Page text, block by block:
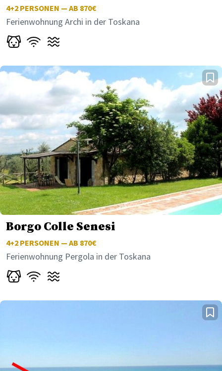
4+2 PERSONEN — AB 870€
Ferienwohnung Archi in der Toskana
Borgo Colle Senesi
4+2 PERSONEN — AB 870€
Ferienwohnung Pergola in der Toskana